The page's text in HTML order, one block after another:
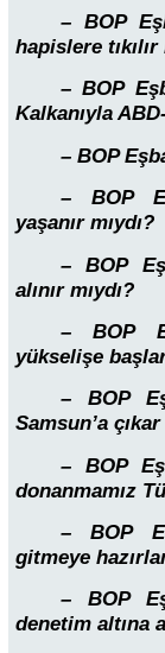
– BOP
hapislere tıkılır
– BOP
Kalkanıyla
– BOP
– BOP
yaşanır mıydı?
– BOP
alınır mıydı?
– BOP
yükselişe
– BOP
Samsun’a çıkar
– BOP
donanmamız
– BOP
gitmeye
– BOP
denetim altına